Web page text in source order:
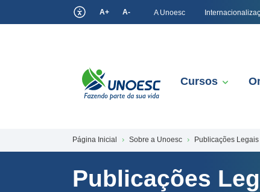
A+ A- A Unoesc
Cursos
Página Inicial Sobre a Unoesc Publicações Legais
Publicações